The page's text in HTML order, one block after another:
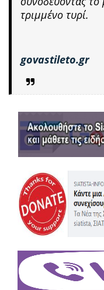
τριμμένο τυρί.
govastileto.gr